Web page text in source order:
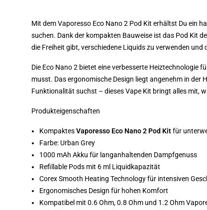
Mit dem Vaporesso Eco Nano 2 Pod Kit erhältst Du ein
suchen. Dank der kompakten Bauweise ist das Pod Kit
die Freiheit gibt, verschiedene Liquids zu verwenden und
Die Eco Nano 2 bietet eine verbesserte Heiztechnologie
musst. Das ergonomische Design liegt angenehm in
Funktionalität suchst – dieses Vape Kit bringt alles mit,
Produkteigenschaften
KompaktesVaporesso Eco Nano 2 Pod Kitfür
Farbe: Urban Grey
1000 mAh Akku für langanhaltenden Dampfgenuss
Refillable Pods mit 6 ml Liquidkapazität
Corex Smooth Heating Technology für intensiven
Ergonomisches Design für hohen Komfort
Kompatibel mit 0.6 Ohm, 0.8 Ohm und 1.2 Ohm